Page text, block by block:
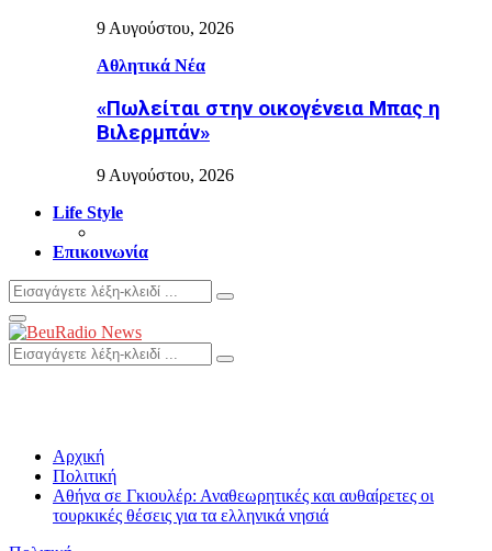
9 Αυγούστου, 2026
Αθλητικά Νέα
«Πωλείται στην οικογένεια Μπας η
Βιλερμπάν»
9 Αυγούστου, 2026
Life Style
Επικοινωνία
Search
for:
Search
Primary
Menu
Search
for:
Search
Αρχική
Πολιτική
Αθήνα σε Γκιουλέρ: Αναθεωρητικές και αυθαίρετες οι
τουρκικές θέσεις για τα ελληνικά νησιά